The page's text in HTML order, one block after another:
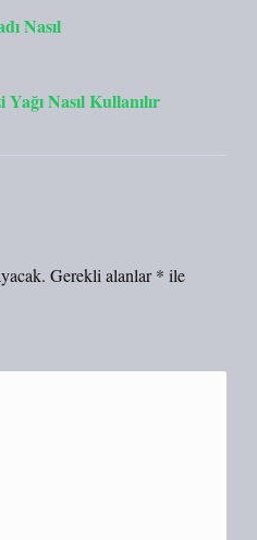
Nasıl
Nasıl Kullanılır
Gerekli alanlar* ile